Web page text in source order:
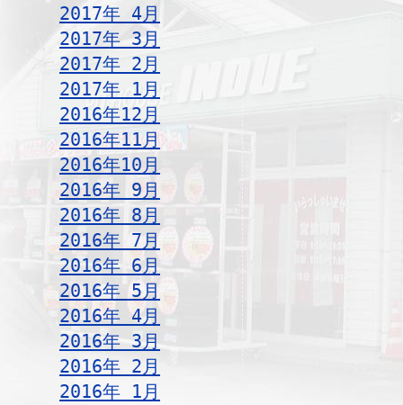
2017年 4月
2017年 3月
2017年 2月
2017年 1月
2016年12月
2016年11月
2016年10月
2016年 9月
2016年 8月
2016年 7月
2016年 6月
2016年 5月
2016年 4月
2016年 3月
2016年 2月
2016年 1月